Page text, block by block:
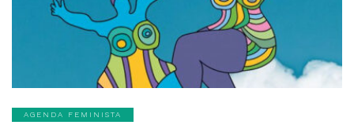
AGENDA FEMINISTA